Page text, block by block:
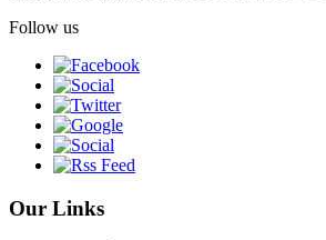
Follow us
Our Links